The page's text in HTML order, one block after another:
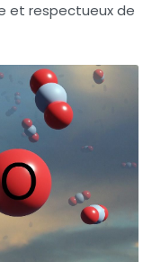
et respectueux de